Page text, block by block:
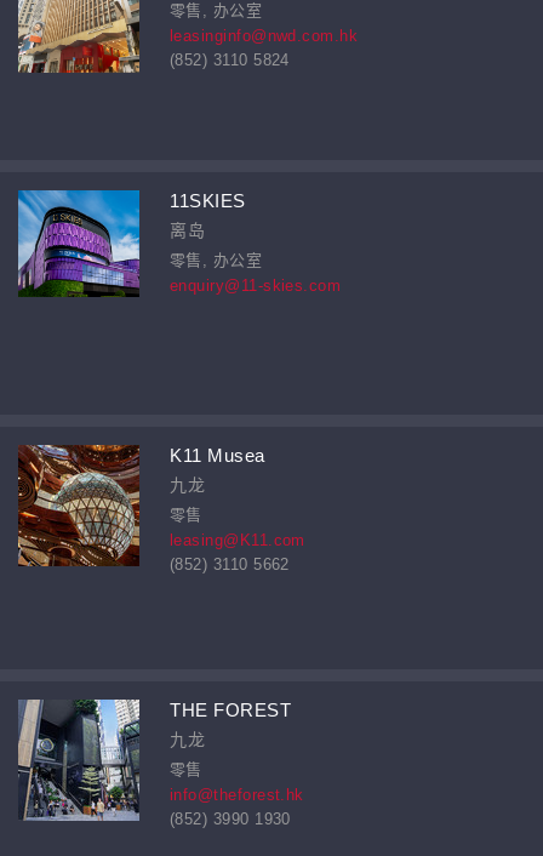
零售, 办公室
leasinginfo@nwd.com.hk
(852) 3110 5824
11SKIES
离岛
零售, 办公室
enquiry@11-skies.com
K11 Musea
九龙
零售
leasing@K11.com
(852) 3110 5662
THE FOREST
九龙
零售
info@theforest.hk
(852) 3990 1930